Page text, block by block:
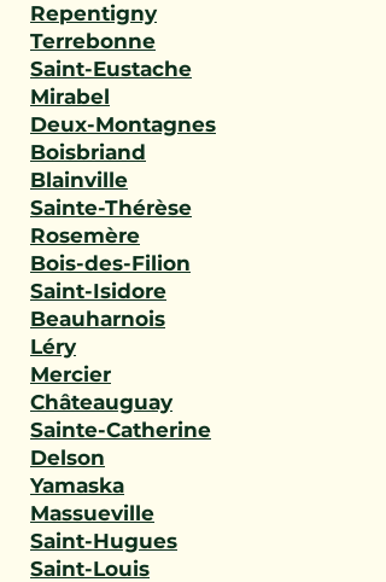
Repentigny
Terrebonne
Saint-Eustache
Mirabel
Deux-Montagnes
Boisbriand
Blainville
Sainte-Thérèse
Rosemère
Bois-des-Filion
Saint-Isidore
Beauharnois
Léry
Mercier
Châteauguay
Sainte-Catherine
Delson
Yamaska
Massueville
Saint-Hugues
Saint-Louis